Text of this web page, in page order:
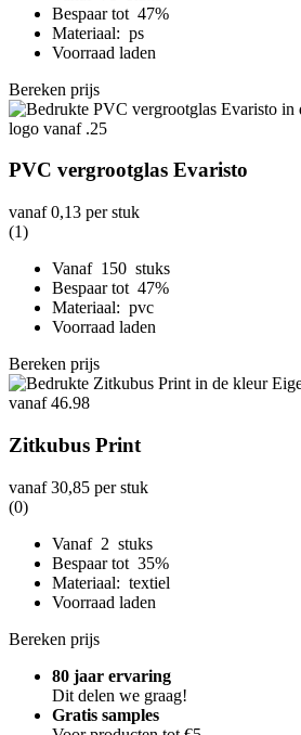
Bespaar tot 47%
Materiaal: ps
Voorraad laden
Bereken prijs
PVC vergrootglas Evaristo
vanaf0,13 per stuk
(1)
Vanaf 150 stuks
Bespaar tot 47%
Materiaal: pvc
Voorraad laden
Bereken prijs
Zitkubus Print
vanaf30,85 per stuk
(0)
Vanaf 2 stuks
Bespaar tot 35%
Materiaal: textiel
Voorraad laden
Bereken prijs
80 jaar ervaring
Dit delen we graag!
Gratis samples